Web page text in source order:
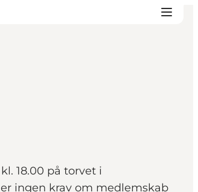
18.00 på torvet i
ingen krav om medlemskab